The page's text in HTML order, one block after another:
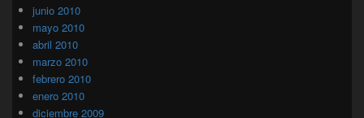
junio 2010
mayo 2010
abril 2010
marzo 2010
febrero 2010
enero 2010
diciembre 2009